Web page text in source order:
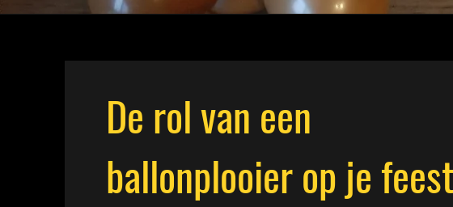
De rol van een
ballonplooier op je feest